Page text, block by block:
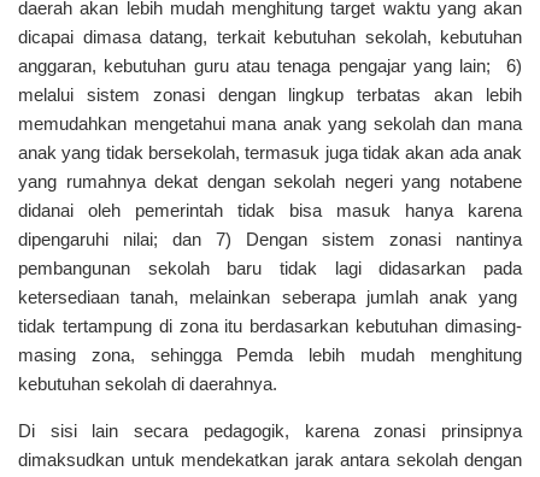
daerah akan lebih mudah menghitung target waktu yang akan
dicapai dimasa datang, terkait kebutuhan sekolah, kebutuhan
anggaran, kebutuhan guru atau tenaga pengajar yang lain; 6)
melalui sistem zonasi dengan lingkup terbatas akan lebih
memudahkan mengetahui mana anak yang sekolah dan mana
anak yang tidak bersekolah, termasuk juga tidak akan ada anak
yang rumahnya dekat dengan sekolah negeri yang notabene
didanai oleh pemerintah tidak bisa masuk hanya karena
dipengaruhi nilai; dan 7) Dengan sistem zonasi nantinya
pembangunan sekolah baru tidak lagi didasarkan pada
ketersediaan tanah, melainkan seberapa jumlah anak yang
tidak tertampung di zona itu berdasarkan kebutuhan dimasing-
masing zona, sehingga Pemda lebih mudah menghitung
kebutuhan sekolah di daerahnya.
Di sisi lain secara pedagogik, karena zonasi prinsipnya
dimaksudkan untuk mendekatkan jarak antara sekolah dengan